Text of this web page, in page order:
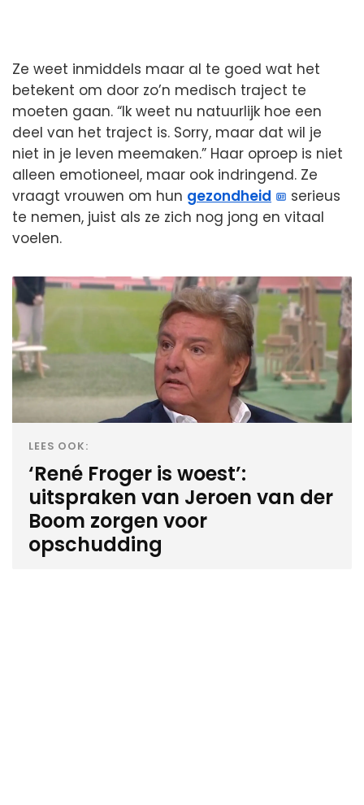
Ze weet inmiddels maar al te goed wat het
betekent om door zo’n medisch traject te
moeten gaan. “Ik weet nu natuurlijk hoe een
deel van het traject is. Sorry, maar dat wil je
niet in je leven meemaken.” Haar oproep is niet
alleen emotioneel, maar ook indringend. Ze
vraagt vrouwen om hun gezondheid
serieus
te nemen, juist als ze zich nog jong en vitaal
voelen.
LEES OOK:
‘René Froger is woest’:
uitspraken van Jeroen van der
Boom zorgen voor
opschudding